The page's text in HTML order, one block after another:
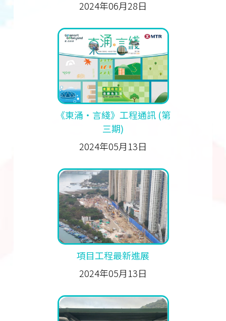
2024年06月28日
《東涌‧言綫》工程通訊 (第
三期)
2024年05月13日
項目工程最新進展
2024年05月13日